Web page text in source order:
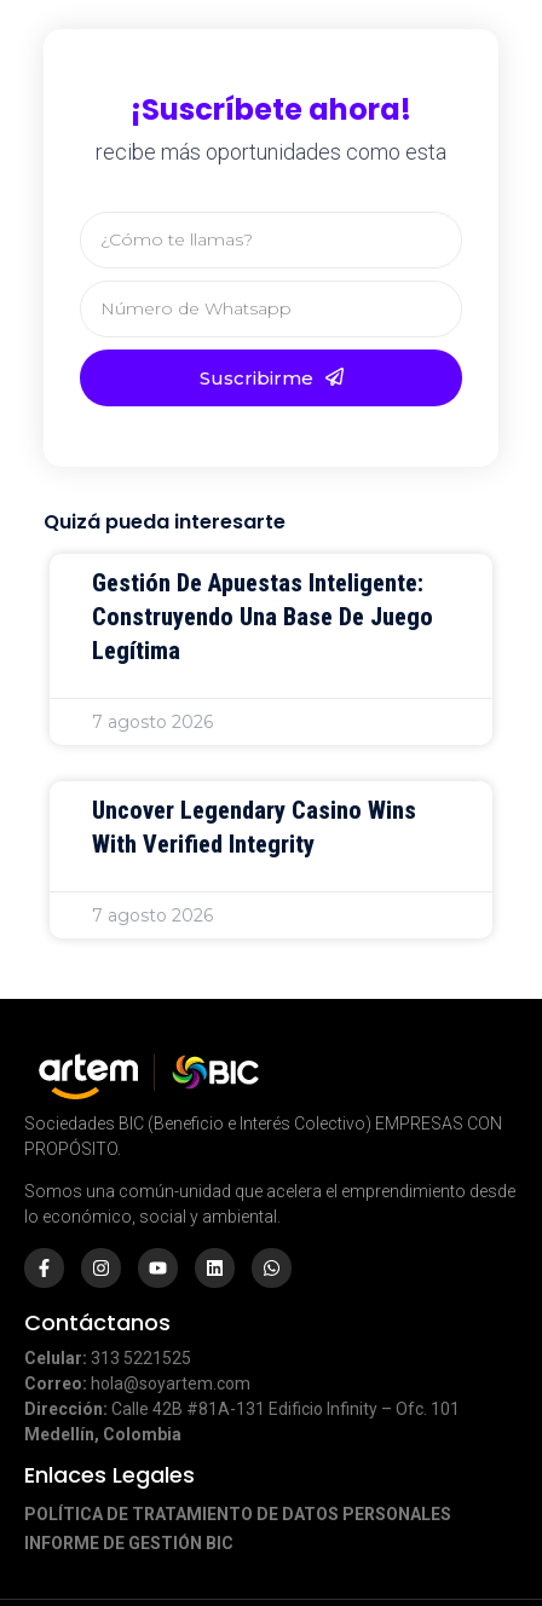
¡Suscríbete ahora!
recibe más oportunidades como esta
Suscribirme
Quizá pueda interesarte
Gestión De Apuestas Inteligente:
Construyendo Una Base De Juego
Legítima
7 agosto 2026
Uncover Legendary Casino Wins
With Verified Integrity
7 agosto 2026
Sociedades BIC (Beneficio e Interés Colectivo) EMPRESAS CON
PROPÓSITO.
Somos una común-unidad que acelera el emprendimiento desde
lo económico, social y ambiental.
Contáctanos
Celular: 313 5221525
Correo: hola@soyartem.com
Dirección: Calle 42B #81A-131 Edificio Infinity – Ofc. 101
Medellín, Colombia
Enlaces Legales
POLÍTICA DE TRATAMIENTO DE DATOS PERSONALES
INFORME DE GESTIÓN BIC